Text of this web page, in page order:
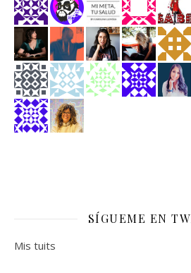
SÍGUEME EN
Mis tuits